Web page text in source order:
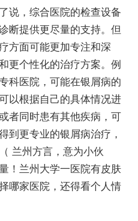
说，综合医院的检查设备
断提供更尽量的支持。但
方面可能更加专注和深
更个性化的治疗方案。例
科医院，可能在银屑病的
以根据自己的具体情况进
者同时患有其他疾病，可
到更专业的银屑病治疗，
兰州方言，意为小伙
！兰州大学一医院有皮肤
哪家医院，还得看个人情